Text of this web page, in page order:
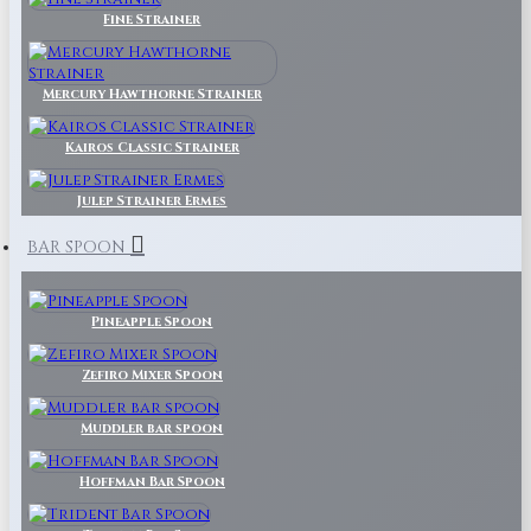
Fine Strainer
Mercury Hawthorne Strainer
Kairos Classic Strainer
Julep Strainer Ermes
BAR SPOON
Pineapple Spoon
Zefiro Mixer Spoon
Muddler bar spoon
Hoffman Bar Spoon